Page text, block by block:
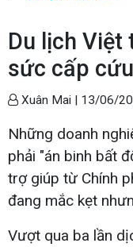
Du lịch Việt
sức cấp
Xuân Mai | 13/06/
Những doanh
phải "án binh bất
trợ giúp từ Chính
đang mắc kẹt
Vượt qua ba lần